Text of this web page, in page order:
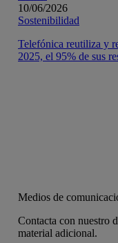
10/06/2026
Sostenibilidad
Telefónica reutiliza y
2025, el 95% de sus
Medios de
Contacta con nuestro
material adicional.